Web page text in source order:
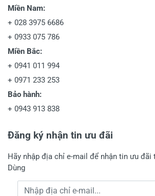
Miền Nam:
+ 028 3975 6686
+ 0933 075 786
Miền Bắc:
+ 0941 011 994
+ 0971 233 253
Bảo hành:
+ 0943 913 838
Đăng ký nhận tin ưu đãi
Hãy nhập địa chỉ e-mail để nhận tin ưu đãi
Dùng
Địa chỉ e-mail